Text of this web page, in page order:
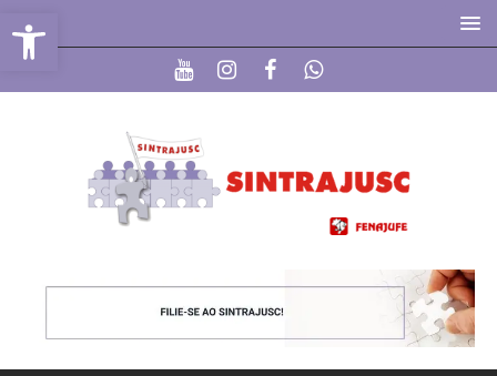
Abrir a barra de ferramentas